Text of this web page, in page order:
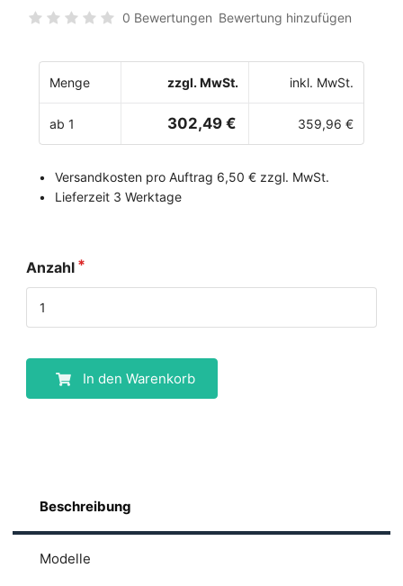
0 Bewertungen Bewertung hinzufügen
Menge zzgl. MwSt. inkl. MwSt.
ab 1 302,49 € 359,96 €
Versandkosten pro Auftrag 6,50 € zzgl. MwSt.
Lieferzeit 3 Werktage
Anzahl
In den Warenkorb
Beschreibung
Modelle